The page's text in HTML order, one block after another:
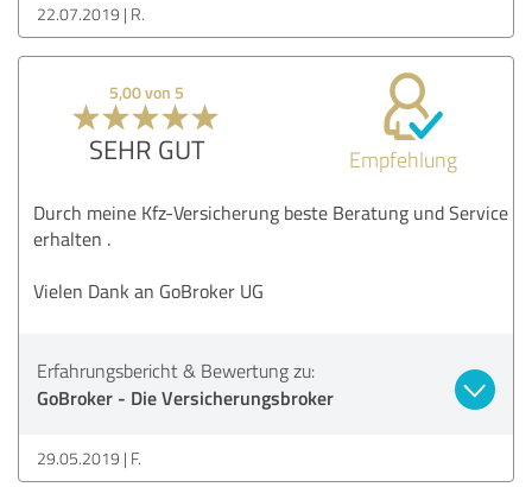
22.07.2019 R.
5,00 von 5
SEHR GUT Empfehlung
Durch meine Kfz-Versicherung beste Beratung und Service
erhalten .
Vielen Dank an GoBroker UG
Erfahrungsbericht & Bewertung zu:
GoBroker - Die Versicherungsbroker
29.05.2019 F.